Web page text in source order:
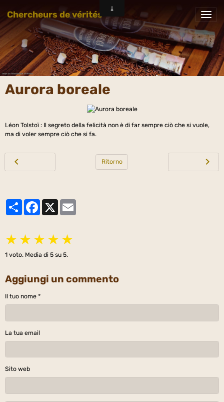
Chercheurs de vérités
Aurora boreale
Léon Tolstoï : Il segreto della felicità non è di far sempre ciò che si vuole,
ma di voler sempre ciò che si fa.
Ritorno
PartagerFacebook
★ ★ ★ ★ ★
1 voto. Media di 5 su 5.
Aggiungi un commento
Il tuo nome
La tua email
Sito web